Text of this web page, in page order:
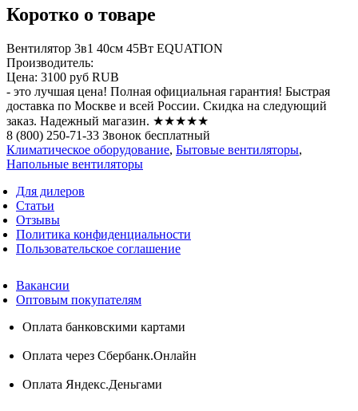
Коротко о товаре
Вентилятор 3в1 40см 45Вт EQUATION
Производитель:
Цена: 3100 руб RUB
- это лучшая цена! Полная официальная гарантия! Быстрая
доставка по Москве и всей России. Скидка на следующий
заказ. Надежный магазин. ★★★★★
8 (800) 250-71-33 Звонок бесплатный
Климатическое оборудование, Бытовые вентиляторы,
Напольные вентиляторы
Для дилеров
Статьи
Отзывы
Политика конфиденциальности
Пользовательское соглашение
Вакансии
Оптовым покупателям
Оплата банковскими картами
Оплата через Сбербанк.Онлайн
Оплата Яндекс.Деньгами